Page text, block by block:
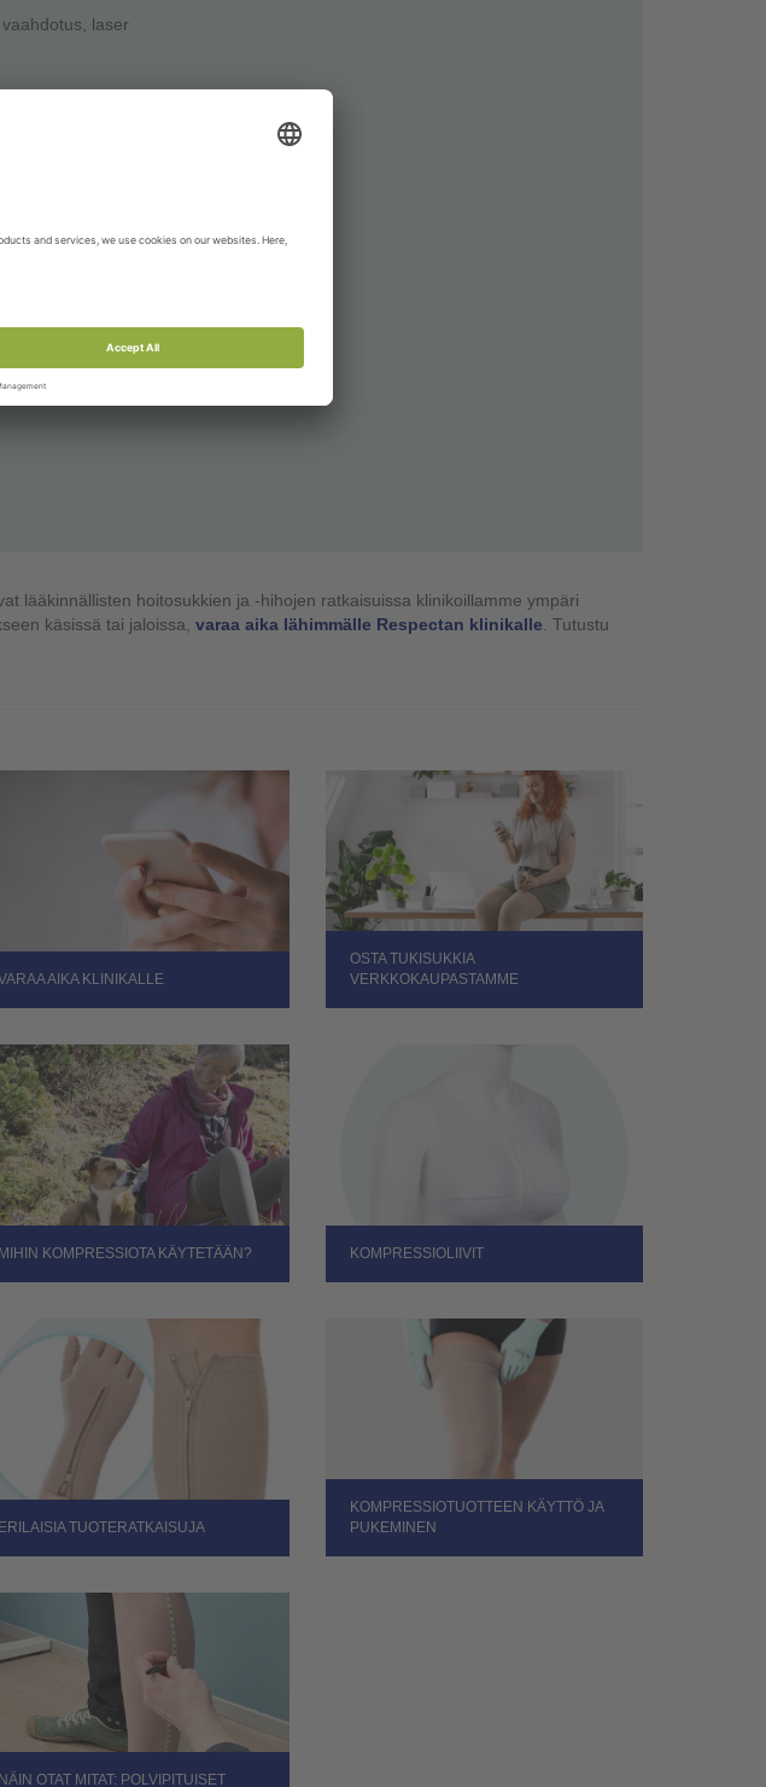
laser
lääkinnällisten hoitosukkien ja -hihojen ratkaisuissa klinikoillamme ympäri
käsissä tai jaloissa, varaa aika lähimmälle Respectan klinikalle . Tutustu
AIKA KLINIKALLE
MIHIN KOMPRESSIOTA KÄYTETÄÄN?
ERILAISIA TUOTERATKAISUJA
NÄIN OTAT MITAT: POLVIPITUISET
OSTA TUKISUKKIA
VERKKOKAUPASTAMME
KOMPRESSIOLIIVIT
KOMPRESSIOTUOTTEEN KÄYTTÖ JA
PUKEMINEN